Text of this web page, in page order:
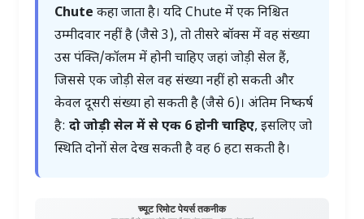
Chute कहा जाता है। यदि Chute में एक निश्चित
उम्मीदवार नहीं है (जैसे 3), तो तीसरे बॉक्स में वह संख्या
उस पंक्ति/कॉलम में होनी चाहिए जहां जोड़ी सेल हैं,
जिससे एक जोड़ी सेल वह संख्या नहीं हो सकती और
केवल दूसरी संख्या हो सकती है (जैसे 6)। अंतिम निष्कर्ष
है: दो जोड़ी सेल में से एक 6 होनी चाहिए, इसलिए जो
स्थिति दोनों सेल देख सकती है वह 6 हटा सकती है।